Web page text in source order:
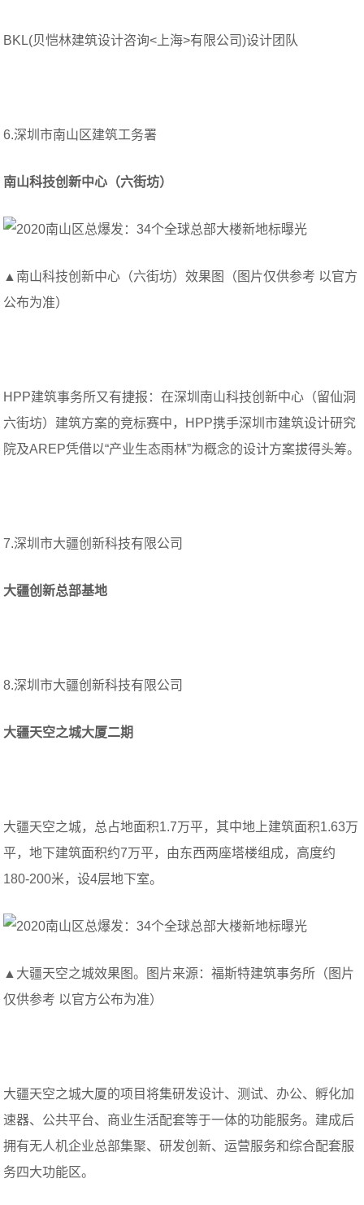
BKL(贝恺林建筑设计咨询<上海>有限公司)设计团队
6.深圳市南山区建筑工务署
南山科技创新中心（六街坊）
▲南山科技创新中心（六街坊）效果图（图片仅供参考 以官方
公布为准）
HPP建筑事务所又有捷报：在深圳南山科技创新中心（留仙洞
六街坊）建筑方案的竞标赛中，HPP携手深圳市建筑设计研究
院及AREP凭借以“产业生态雨林”为概念的设计方案拔得头筹。
7.深圳市大疆创新科技有限公司
大疆创新总部基地
8.深圳市大疆创新科技有限公司
大疆天空之城大厦二期
大疆天空之城，总占地面积1.7万平，其中地上建筑面积1.63万
平，地下建筑面积约7万平，由东西两座塔楼组成，高度约
180-200米，设4层地下室。
▲大疆天空之城效果图。图片来源：福斯特建筑事务所（图片
仅供参考 以官方公布为准）
大疆天空之城大厦的项目将集研发设计、测试、办公、孵化加
速器、公共平台、商业生活配套等于一体的功能服务。建成后
拥有无人机企业总部集聚、研发创新、运营服务和综合配套服
务四大功能区。